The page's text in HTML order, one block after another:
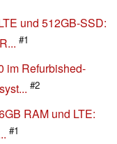
und 512GB-SSD:
#1
im Refurbished-
#2
RAM und LTE:
#1